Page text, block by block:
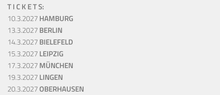
T I C K E T S:
10.3.2027HAMBURG
13.3.2027BERLIN
14.3.2027BIELEFELD
15.3.2027LEIPZIG
17.3.2027MÜNCHEN
19.3.2027LINGEN
20.3.2027OBERHAUSEN